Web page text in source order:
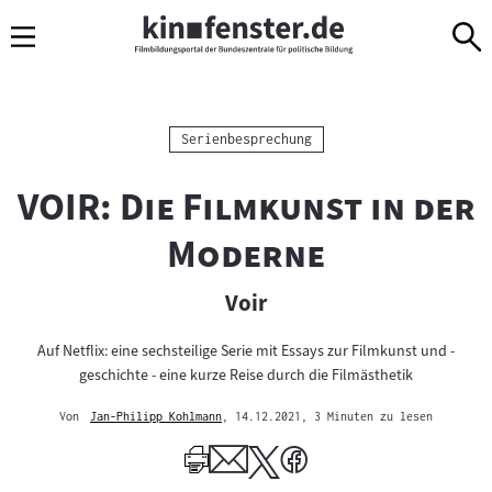
Navigation
zum
zur
Kategorie:
Serienbesprechung
"
VOIR: Die Filmkunst in der
Moderne
Voir
Auf Netflix: eine sechsteilige Serie mit Essays zur Filmkunst und -
geschichte - eine kurze Reise durch die Filmästhetik
Von
Jan-Philipp Kohlmann
Author
, 14.12.2021 , 3 Minuten zu lesen